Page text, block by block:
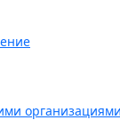
организациями